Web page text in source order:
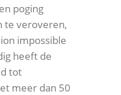
poging
te veroveren,
impossible
heeft de
tot
meer dan 50